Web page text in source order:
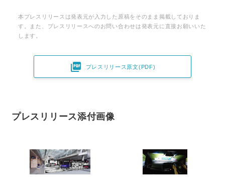
本プレスリリースは発表元が入力した原稿をそのまま掲載しておりま
す。また、プレスリリースへのお問い合わせは発表元に直接お願いいた
します。
 プレスリリース原文(PDF)
プレスリリース添付画像